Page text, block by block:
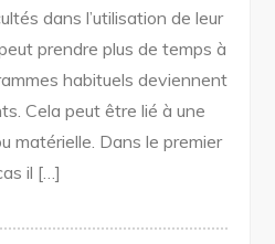
dans l’utilisation de leur
prendre plus de temps à
habituels deviennent
Cela peut être lié à une
matérielle. Dans le premier
il […]